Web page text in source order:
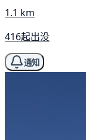
1.1 km
416起出没
通知